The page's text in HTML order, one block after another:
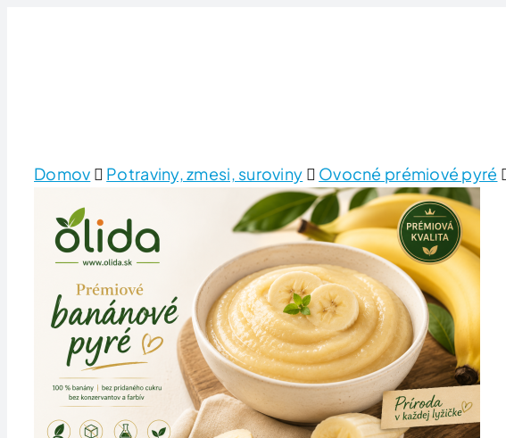
Domov Potraviny, zmesi, suroviny Ovocné prémiové pyré